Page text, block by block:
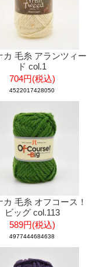
カ 毛糸 アランツィー
ド col.1
704円(税込)
4522017428050
カ 毛糸 オフコース！
ビッグ col.113
589円(税込)
4977444684638